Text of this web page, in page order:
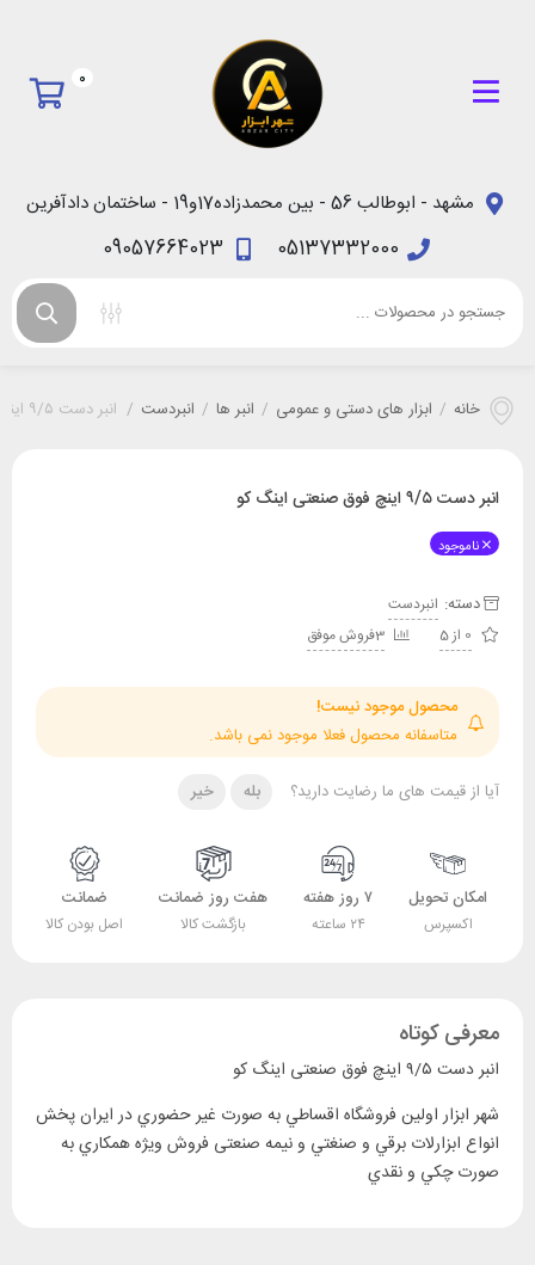
0
مشهد - ابوطالب 56 - بین محمدزاده17و19 - ساختمان دادآفرین
05137332000
09057664023
خانه / ابزار های دستی و عمومی / انبر ها / انبردست / انبر دست ۹/۵ اینچ فوق صنعتی اینگ کو
انبر دست ۹/۵ اینچ فوق صنعتی اینگ کو
ناموجود
دسته: انبردست
0 از 5
3فروش موفق
محصول موجود نیست!
متاسفانه محصول فعلا موجود نمی باشد.
آیا از قیمت های ما رضایت دارید؟ بله خیر
امکان تحویل
اکسپرس
۷ روز هفته
۲۴ ساعته
هفت روز ضمانت
بازگشت کالا
ضمانت
اصل بودن کالا
معرفی کوتاه
انبر دست ۹/۵ اینچ فوق صنعتی اینگ کو
‎شهر ابزار اولين فروشگاه اقساطي به صورت غير حضوري در ايران پخش
انواع ابزارلات برقي و صنغتي و نيمه صنعتی فروش ويژه همکاري به
صورت چکي و نقدي